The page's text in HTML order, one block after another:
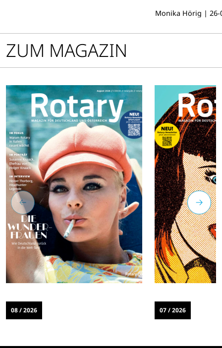
Diözese
gehört.
Monika Hörig | 26-
ZUM MAGAZIN
08 / 2026 07 / 2026